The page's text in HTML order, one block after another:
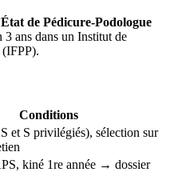
de Pédicure-Podologue
3 ans dans un Institut de
Conditions
et S privilégiés), sélection sur
kiné 1re année → dossier